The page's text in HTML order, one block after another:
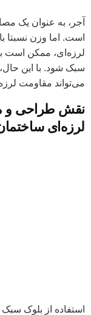
آجر، به عنوان یک
است. اما وزن نسبتا
لرزه‌ای، ممکن است
سبک شود. با این
می‌تواند مقاومت
نقش طراحی و
لرزه‌ای
استفاده از بلوک